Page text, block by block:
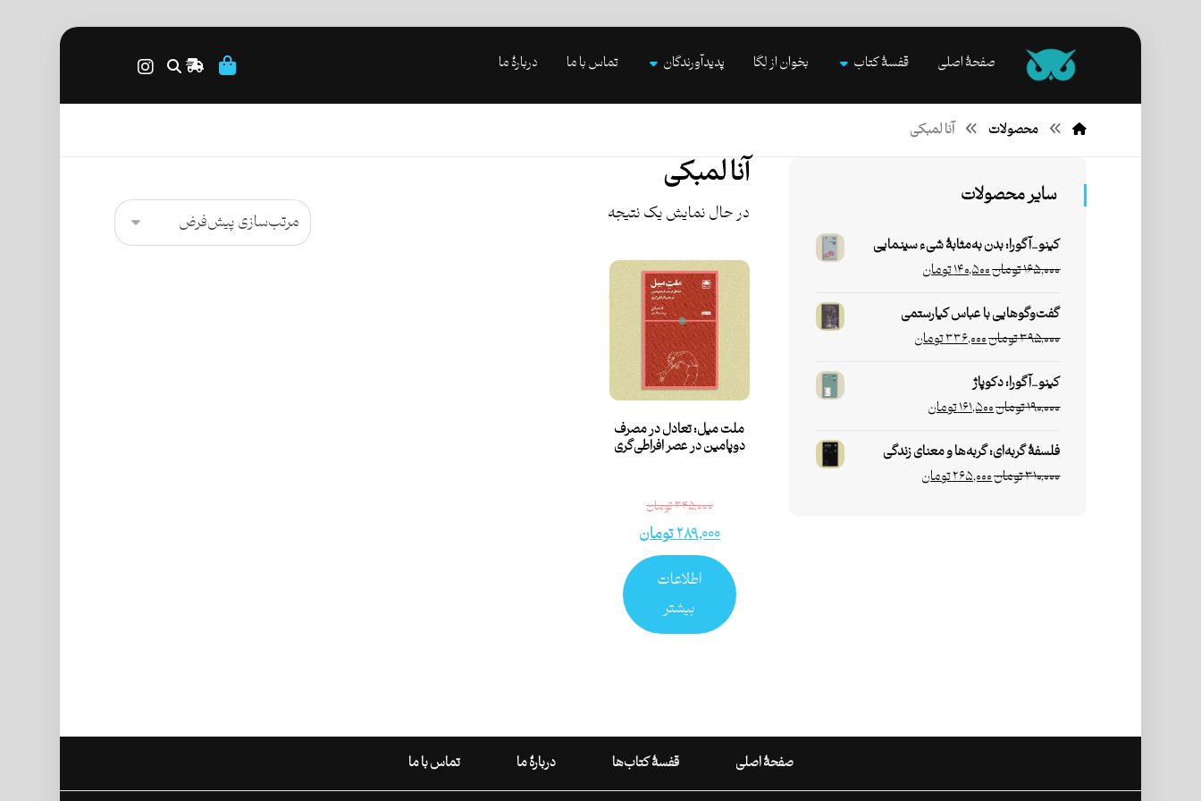
صفحۀ اصلی قفسۀ کتاب بخوان از لِگا پدیدآورندگان تماس با ما دربارۀ ما
محصولات آنا لمبکی
آنا لمبکی
در حال نمایش یک نتیجه
ملت میل: تعادل در مصرف
دوپامین در عصر افراطی‌گری
۳۴۵,۰۰۰تومان
۲۸۹,۰۰۰تومان
اطلاعات
بیشتر
سایر محصولات
کینو_آگورا: بدن به‌مثابۀ شیء سینمایی
۱۶۵,۰۰۰تومان۱۴۰,۵۰۰تومان
گفت‌وگوهایی با عباس کیارستمی
۳۹۵,۰۰۰تومان۳۳۶,۰۰۰تومان
کینو_آگورا: دکوپاژ
۱۹۰,۰۰۰تومان۱۶۱,۵۰۰تومان
فلسفۀ گربه‌ای: گربه‌ها و معنای زندگی
۳۱۰,۰۰۰تومان۲۶۵,۰۰۰تومان
صفحۀ اصلی قفسۀ کتاب‌ها دربارۀ ما تماس با ما